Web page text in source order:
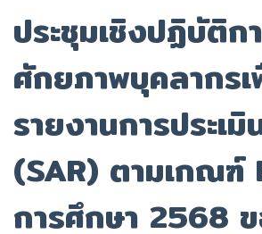
ประชุมเชิงปฏิบัติ
ศักยภาพบุคลากร
รายงานการประเ
(SAR) ตามเกณฑ์
การศึกษา 2568